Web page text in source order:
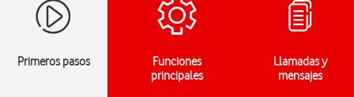
Primeros pasos
Funciones
principales
Llamadas y
mensajes